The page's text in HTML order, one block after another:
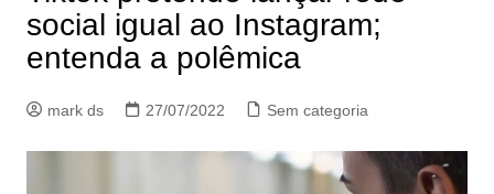
social igual ao Instagram;
entenda a polêmica
mark ds 27/07/2022 Sem categoria